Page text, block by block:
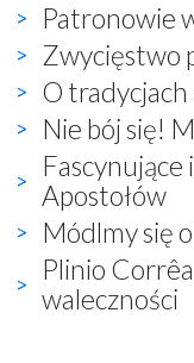
Patronowie
Zwycięstwo
O
Nie bój się!
Apostołów
Módlmy się
Plinio
waleczności